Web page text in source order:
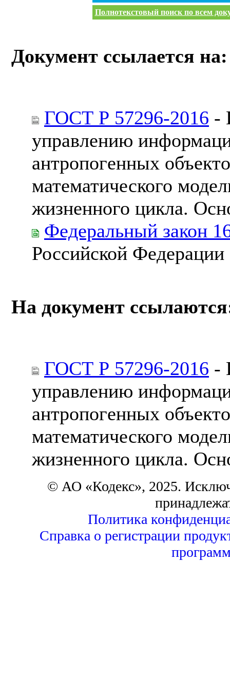
Полнотекстовый поиск по всем
Документ ссылается на:
ГОСТ Р 57296-2016 -
управлению
антропогенных
математического
жизненного цикла.
Федеральный закон
Российской Федерации
На документ
ГОСТ Р 57296-2016 -
управлению
антропогенных
математического
жизненного цикла.
© АО «Кодекс», 2025.
Политика
Справка о регистрации